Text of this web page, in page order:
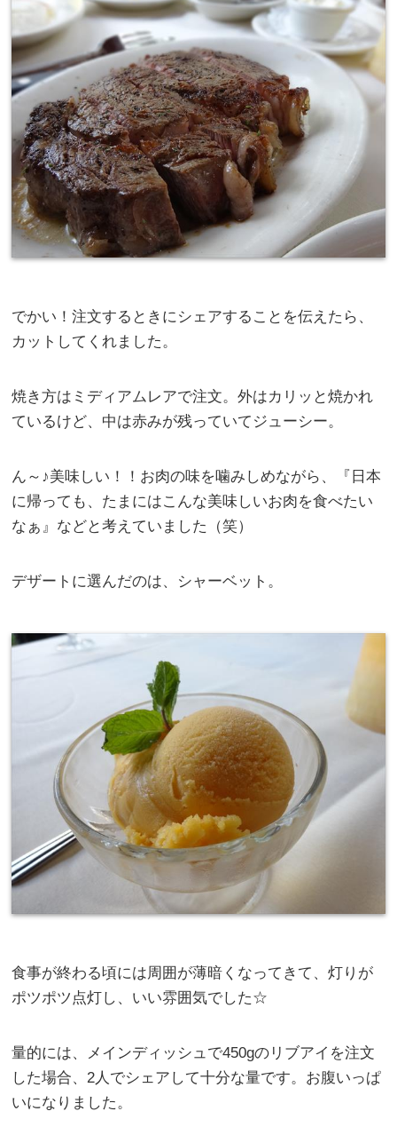
でかい！注文するときにシェアすることを伝えたら、
カットしてくれました。
焼き方はミディアムレアで注文。外はカリッと焼かれ
ているけど、中は赤みが残っていてジューシー。
ん～♪美味しい！！お肉の味を噛みしめながら、『日本
に帰っても、たまにはこんな美味しいお肉を食べたい
なぁ』などと考えていました（笑）
デザートに選んだのは、シャーベット。
食事が終わる頃には周囲が薄暗くなってきて、灯りが
ポツポツ点灯し、いい雰囲気でした☆
量的には、メインディッシュで450gのリブアイを注文
した場合、2人でシェアして十分な量です。お腹いっぱ
いになりました。